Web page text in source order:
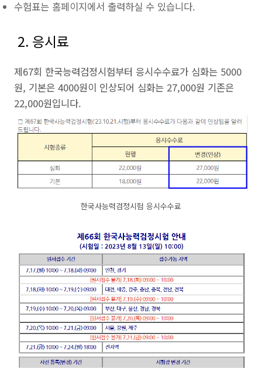
수험표는 홈페이지에서 출력하실 수 있습니다.
2. 응시료
제67회 한국능력검정시험부터 응시수수료가 심화는 5000
원, 기본은 4000원이 인상되어 심화는 27,000원 기존은
22,000원입니다.
한국사능력검정시험 응시수수료